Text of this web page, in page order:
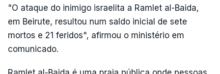
"O ataque do inimigo israelita a Ramlet al-Baida,
em Beirute, resultou num saldo inicial de sete
mortos e 21 feridos", afirmou o ministério em
comunicado.